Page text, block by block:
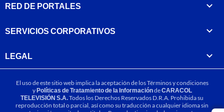
RED DE PORTALES
SERVICIOS CORPORATIVOS
LEGAL
El uso de este sitio web implica la aceptación de losTérminos y condiciones
yPolíticas de Tratamiento de la InformacióndeCARACOL
TELEVISIÓN S.A.Todos los Derechos Reservados D.R.A. Prohibida su
reproducción total o parcial, así como su traducción a cualquier idioma sin